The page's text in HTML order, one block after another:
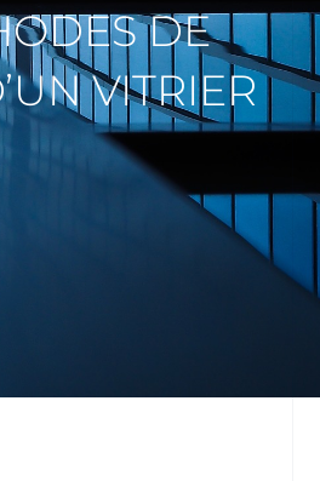
DE
VITRIER